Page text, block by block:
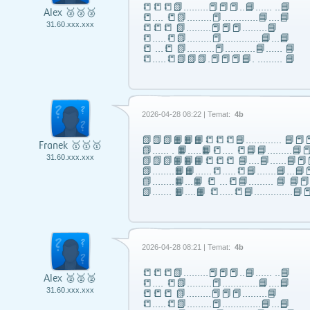
Alex 🥈🥈🥈
31.60.xxx.xxx
📒📒📒📗………📕📕📕..📘…… ..📘
📒…. 📒📗………📕………….📘….📘
📒📒📒 📗………📕📕📕………📘
📒…..📒📗………📕…………..📘…📘
📒 …📒 📗……….📕………..📘…… 📘
📒…..📒📗📗📗.📕📕📕📘. ……… 📘
Franek 🥇🥇🥇
31.60.xxx.xxx
2026-04-28 08:22 | Temat: 4b
📗📗📗📙📙📙📒📒📒📘……..…..
📗...... . 📙…..📙📒….
📗📗📗📙📙📙📒📒📒
📗……..📙…📙 📒 …📒📘……... 📘
📗……. 📙….📙
Alex 🥈🥈🥈
31.60.xxx.xxx
2026-04-28 08:21 | Temat: 4b
📒📒📒📗………📕📕📕..📘…… ..📘
📒…. 📒📗………📕………….📘….📘
📒📒📒 📗………📕📕📕………📘
📒…..📒📗………📕…………..📘…📘